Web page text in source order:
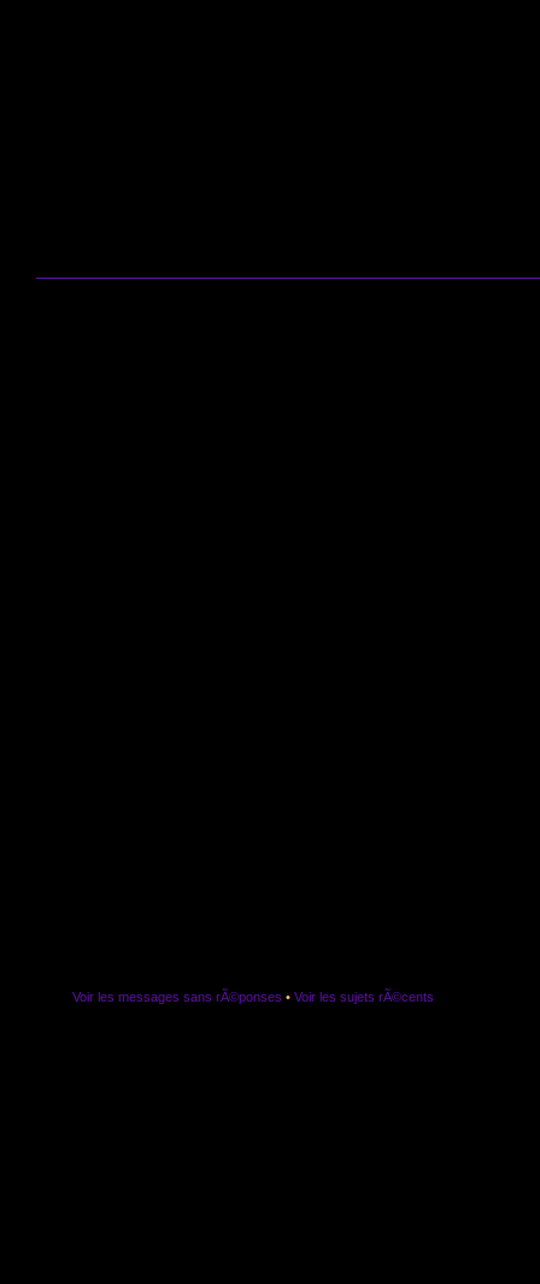
Voir les messages sans rÃ©ponses • Voir les sujets rÃ©cents